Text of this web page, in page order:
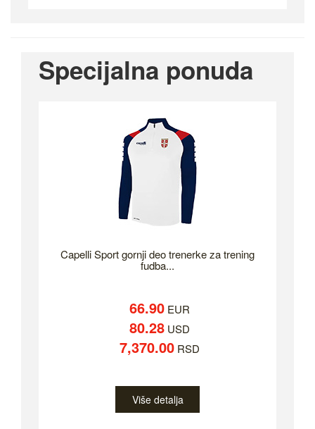
Specijalna ponuda
Capelli Sport gornji deo trenerke za trening
fudba...
66.90EUR
80.28USD
7,370.00RSD
Više detalja